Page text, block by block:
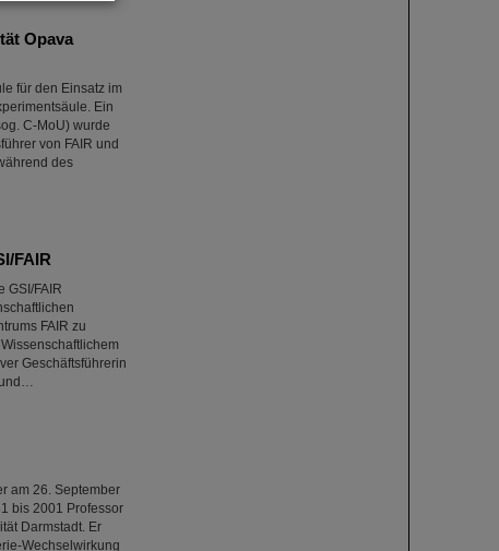
Opava
für den Einsatz im
Ein
C-MoU) wurde
von FAIR und
des
FAIR
GSI/FAIR
FAIR zu
Geschäftsführerin
und…
am 26. September
bis 2001 Professor
Darmstadt. Er
Wechselwirkung